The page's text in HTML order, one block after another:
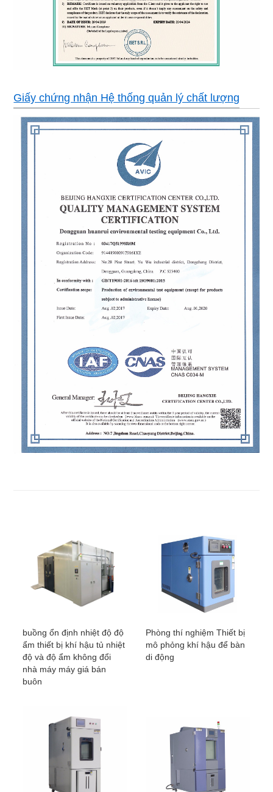
toàn cảnh báo lỗi.
Trang
bị tiêu
một cửa sổ quan sát, một lỗ kiểm tra, hai bộ giá kiểm tra, một đèn
bốn bánh xe di chuyển, một bình tạo ẩm, 2 mét dây nguồn, giao
lực
AC380V ± 10% 50HZ 3 pha 4 dây + dây nối đất
Giấy chứng nhận Hệ thống quản lý chất lượng
buồng ổn định nhiệt độ độ
ẩm thiết bị khí hậu tủ nhiệt
độ và độ ẩm không đổi
nhà máy máy giá bán
buôn
Phòng thí nghiệm Thiết bị
mô phỏng khí hậu để bàn
di động